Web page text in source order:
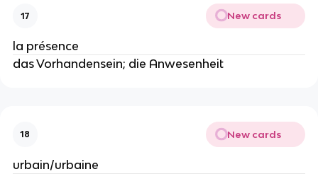
17 New cards
la présence
das Vorhandensein; die Anwesenheit
18 New cards
urbain/urbaine